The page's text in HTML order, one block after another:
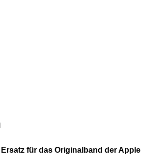
für das Originalband der